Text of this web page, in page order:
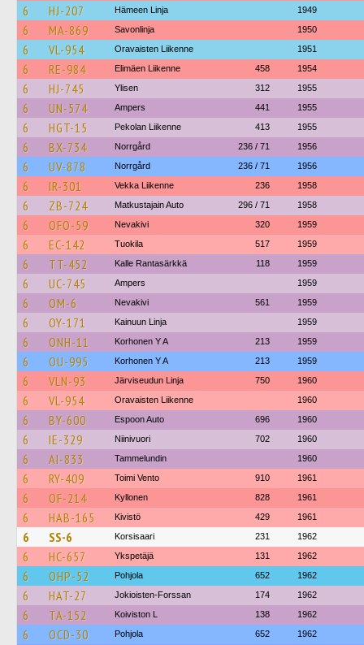
6 HJ-207 Hämeen Linja 1949
6 MA-869 Savonlinja 1950
6 VL-954 Oravaisten Liikenne 1951
6 RE-984 Elimäen Liikenne 458 1954
6 HJ-745 Ylisen 312 1955
6 UN-574 Ampers 441 1955
6 HGT-15 Pekolan Liikenne 413 1955
6 BX-734 Norrgård 236 / 71 1956
6 UV-878 Norrgård 236 / 71 1956
6 IR-301 Vekka Liikenne 236 1958
6 ZB-724 Matkustajain Auto 296 / 71 1958
6 OFO-59 Nevakivi 320 1959
6 EC-142 Tuokila 517 1959
6 TT-452 Kalle Rantasärkkä 118 1959
6 UC-745 Ampers 1959
6 OM-6 Nevakivi 561 1959
6 OY-171 Kainuun Linja 1959
6 ONH-11 Korhonen Y A 213 1959
6 OU-995 Korhonen Y A 213 1959
6 VLN-93 Järviseudun Linja 750 1960
6 VL-954 Oravaisten Liikenne 1960
6 BY-600 Espoon Auto 696 1960
6 IE-329 Niinivuori 702 1960
6 AI-833 Tammelundin 1960
6 RY-409 Toimi Vento 910 1961
6 OF-214 Kyllonen 828 1961
6 HAB-165 Kivistö 429 1961
6 SS-6 Korsisaari 231 1962
6 HC-657 Ykspetäjä 131 1962
6 OHP-52 Pohjola 652 1962
6 HAT-27 Jokioisten-Forssan 174 1962
6 TA-152 Koiviston L 138 1962
6 OCD-30 Pohjola 652 1962